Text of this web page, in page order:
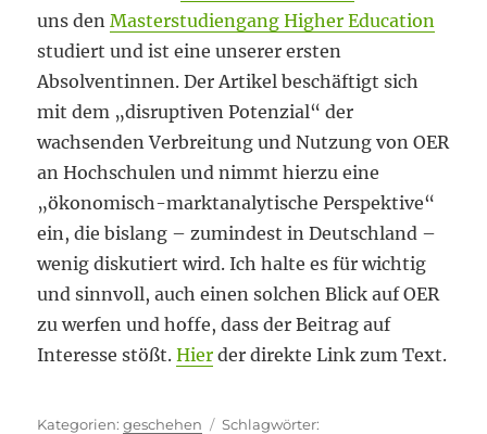
uns denMasterstudiengang Higher Education
studiert und ist eine unserer ersten
Absolventinnen. Der Artikel beschäftigt sich
mit dem „disruptiven Potenzial“ der
wachsenden Verbreitung und Nutzung von OER
an Hochschulen und nimmt hierzu eine
„ökonomisch-marktanalytische Perspektive“
ein, die bislang – zumindest in Deutschland –
wenig diskutiert wird. Ich halte es für wichtig
und sinnvoll, auch einen solchen Blick auf OER
zu werfen und hoffe, dass der Beitrag auf
Interesse stößt.Hier der direkte Link zum Text.
Kategorien
geschehen